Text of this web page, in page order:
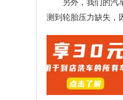
另外，我们的汽
测到轮胎压力缺失，